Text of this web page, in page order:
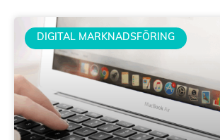
DIGITAL MARKNADSFÖRING